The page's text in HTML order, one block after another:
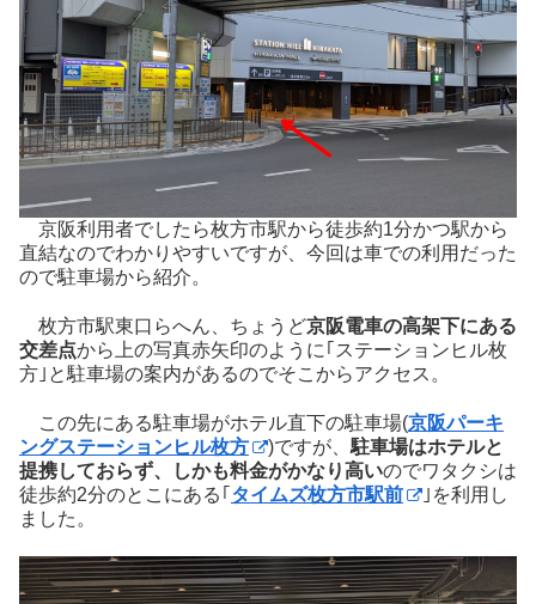
京阪利用者でしたら枚方市駅から徒歩約1分かつ駅から
直結なのでわかりやすいですが、今回は車での利用だった
ので駐車場から紹介。
枚方市駅東口らへん、ちょうど京阪電車の高架下にある
交差点から上の写真赤矢印のように｢ステーションヒル枚
方｣と駐車場の案内があるのでそこからアクセス。
この先にある駐車場がホテル直下の駐車場(京阪パーキ
ングステーションヒル枚方
)ですが、 駐車場はホテルと
提携しておらず、しかも料金がかなり高いのでワタクシは
徒歩約2分のとこにある｢ タイムズ枚方市駅前
｣を利用し
ました。